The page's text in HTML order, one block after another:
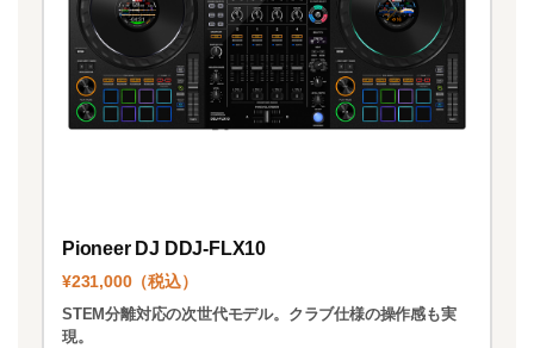
Pioneer DJ DDJ-FLX10
¥231,000（税込）
STEM分離対応の次世代モデル。クラブ仕様の操作感も実
現。